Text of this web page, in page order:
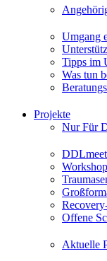
Umgang
Tipps im
Was tun
Projekte
Nur Für
Offene
Aktuelle